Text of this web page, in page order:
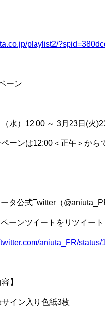
playlist2/
ーン
水）12:00 ～ 3月23日(火
ーンは12:00＜正午＞から
タ公式Twitter（
ーンツイートをリツイート
twitter.com/aniuta_PR/
】
イン入り色紙3枚